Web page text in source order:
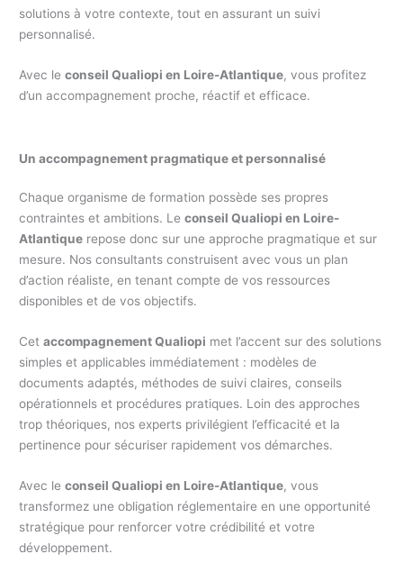
solutions à votre contexte, tout en assurant un suivi
personnalisé.
Avec leconseil Qualiopi en Loire-Atlantique, vous profitez
d’un accompagnement proche, réactif et efficace.
Un accompagnement pragmatique et personnalisé
Chaque organisme de formation possède ses propres
contraintes et ambitions. Leconseil Qualiopi en Loire-
Atlantique repose donc sur une approche pragmatique et sur
mesure. Nos consultants construisent avec vous un plan
d’action réaliste, en tenant compte de vos ressources
disponibles et de vos objectifs.
Cetaccompagnement Qualiopi met l’accent sur des solutions
simples et applicables immédiatement : modèles de
documents adaptés, méthodes de suivi claires, conseils
opérationnels et procédures pratiques. Loin des approches
trop théoriques, nos experts privilégient l’efficacité et la
pertinence pour sécuriser rapidement vos démarches.
Avec leconseil Qualiopi en Loire-Atlantique, vous
transformez une obligation réglementaire en une opportunité
stratégique pour renforcer votre crédibilité et votre
développement.